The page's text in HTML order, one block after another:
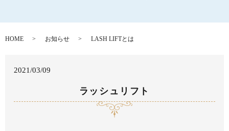
HOME お知らせ LASH LIFTとは
2021/03/09
ラッシュリフト